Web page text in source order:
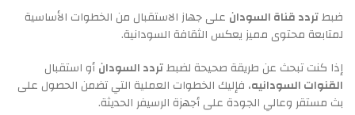
ضبطتردد قناة السودان على جهاز الاستقبال من الخطوات الأساسية
لمتابعة محتوى مميز يعكس الثقافة السودانية.
إذا كنت تبحث عن طريقة صحيحة لضبطتردد السودانأو استقبال
القنوات السودانيه، فإليك الخطوات العملية التي تضمن الحصول على
بث مستقر وعالي الجودة على أجهزة الرسيفر الحديثة.